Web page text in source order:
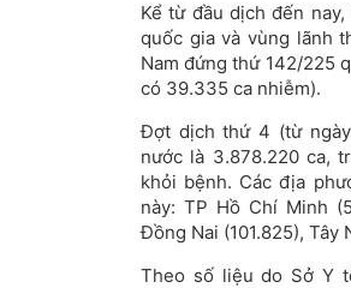
Kể từ đầu dịch đến
quốc gia và vùng lãnh
Nam đứng thứ 142/225
có 39.335 ca nhiễm).
Đợt dịch thứ 4 (từ
nước là 3.878.220 ca,
khỏi bệnh. Các địa
này: TP Hồ Chí Minh
Đồng Nai (101.825), Tây
Theo số liệu do Sở Y